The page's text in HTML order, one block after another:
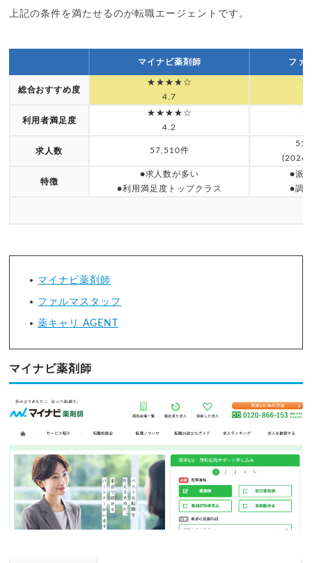
上記の条件を満たせるのが転職エージェントです。
マイナビ薬剤師 ファ
総合おすすめ度
★★★★☆
4.7
利用者満足度
★★★★☆
4.2
求人数 57,510件
(2026
特徴
●求人数が多い
●利用満足度トップクラス
●派
●調
マイナビ薬剤師
ファルマスタッフ
薬キャリ AGENT
マイナビ薬剤師